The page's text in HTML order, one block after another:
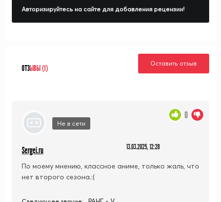
Авторизируйтесь на сайте для добавления рецензии!
ОТЗЫВЫ (1)
Оставить отзыв
Не в сети
Sergei.ru 13.03.2025, 12:28
По моему мнению, классное аниме, только жаль, что
нет второго сезона.:(
0